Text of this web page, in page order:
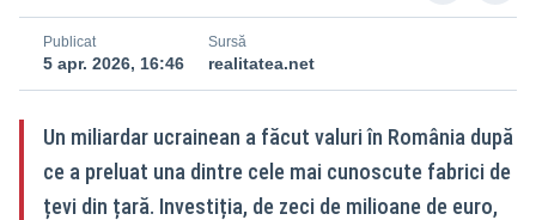
Publicat
5 apr. 2026, 16:46
Sursă
realitatea.net
Un miliardar ucrainean a făcut valuri în România după
ce a preluat una dintre cele mai cunoscute fabrici de
țevi din țară. Investiția, de zeci de milioane de euro,